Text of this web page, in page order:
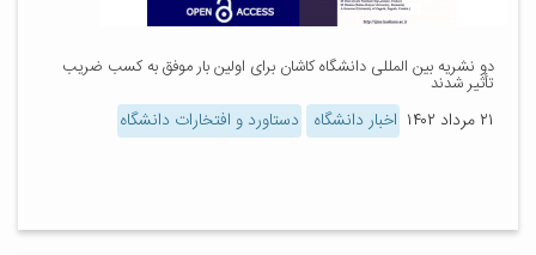
دو نشریه بین المللی دانشگاه کاشان برای اولین بار موفق به کسب ضریب
تأثیر شدند
۲۱ مرداد ۱۴۰۲ اخبار دانشگاه دستاورد و افتخارات دانشگاه